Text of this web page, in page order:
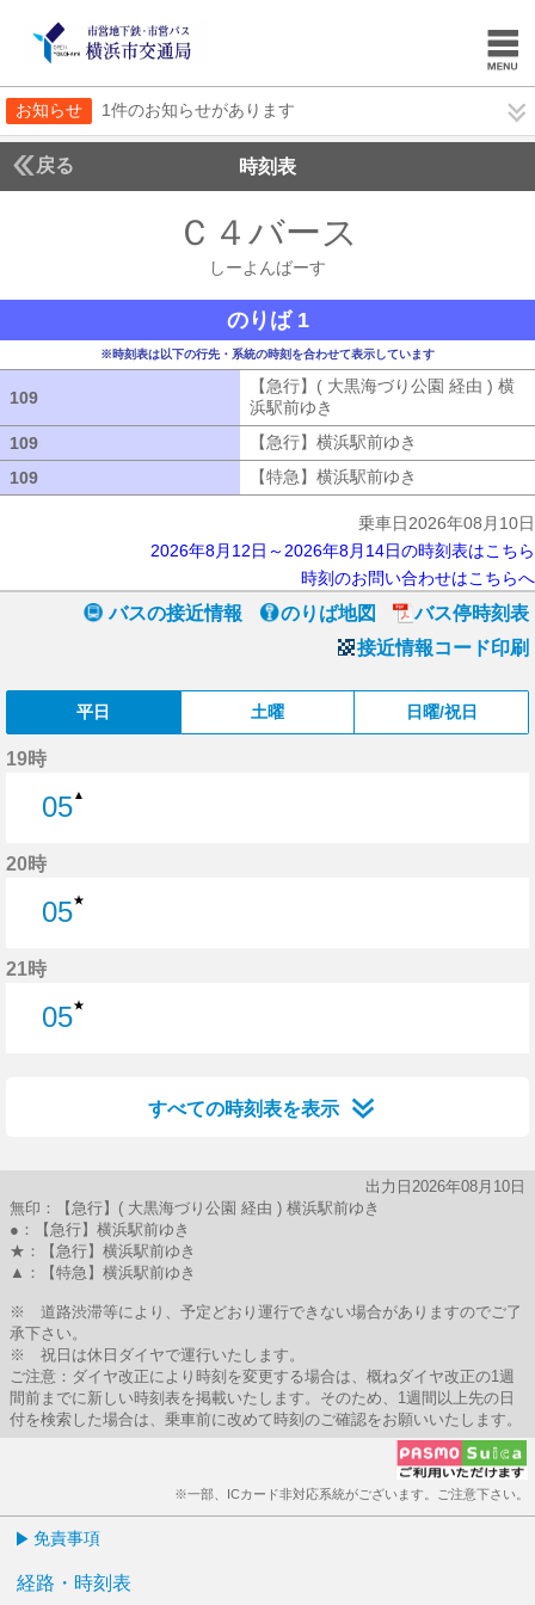
お知らせ 1件のお知らせがあります
戻る 時刻表
Ｃ４バース
しーよんばーす
のりば 1
※時刻表は以下の行先・系統の時刻を合わせて表示しています
109
【急行】( 大黒海づり公園 経由 ) 横
浜駅前ゆき
109
【急行】横浜駅前ゆき
109
【特急】横浜駅前ゆき
乗車日2026年08月10日
2026年8月12日～2026年8月14日の時刻表はこちら
時刻のお問い合わせはこちらへ
バスの接近情報 のりば地図
バス停時刻表
接近情報コード印刷
平日 土曜 日曜/祝日
19時
05▲
20時
05★
21時
05★
すべての時刻表を表示
出力日2026年08月10日
無印：【急行】( 大黒海づり公園 経由 ) 横浜駅前ゆき
●：【急行】横浜駅前ゆき
★：【急行】横浜駅前ゆき
▲：【特急】横浜駅前ゆき
※ 道路渋滞等により、予定どおり運行できない場合がありますのでご了
承下さい。
※ 祝日は休日ダイヤで運行いたします。
ご注意：ダイヤ改正により時刻を変更する場合は、概ねダイヤ改正の1週
間前までに新しい時刻表を掲載いたします。そのため、1週間以上先の日
付を検索した場合は、乗車前に改めて時刻のご確認をお願いいたします。
※一部、ICカード非対応系統がございます。ご注意下さい。
免責事項
経路・時刻表